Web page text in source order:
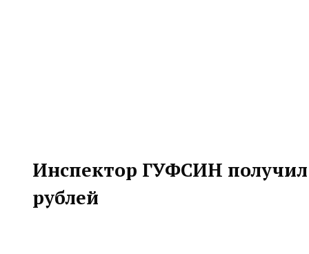
Инспектор ГУФСИН получил
рублей